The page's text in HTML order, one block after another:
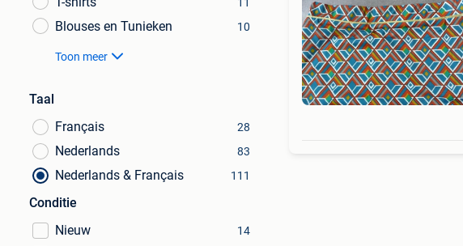
Blouses en Tunieken 10
Toon meer
Taal
Français
28
Nederlands 83
Nederlands & Français 111
Conditie
Nieuw
14